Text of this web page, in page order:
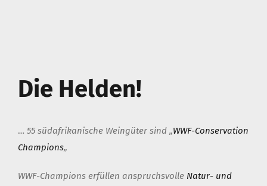
Die Helden!
… 55 südafrikanische Weingüter sind „WWF-Conservation
Champions„
WWF-Champions erfüllen anspruchsvolle Natur- und